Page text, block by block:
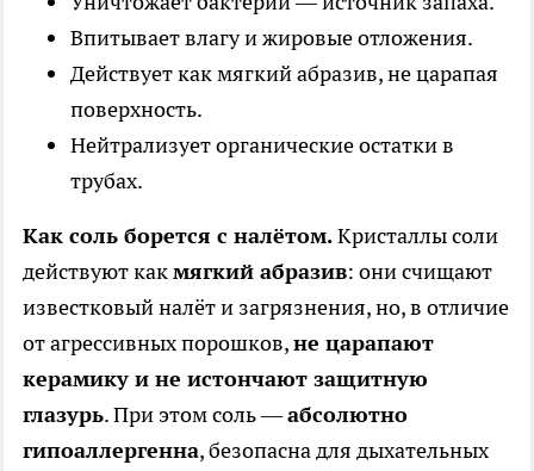
Впитывает влагу и жировые отложения.
Действует как мягкий абразив, не царапая
поверхность.
Нейтрализует органические остатки в
трубах.
Как соль борется с налётом.Кристаллы соли
действуют какмягкий абразив: они счищают
известковый налёт и загрязнения, но, в отличие
от агрессивных порошков,не царапают
керамику и не истончают защитную
глазурь. При этом соль —абсолютно
гипоаллергенна, безопасна для дыхательных